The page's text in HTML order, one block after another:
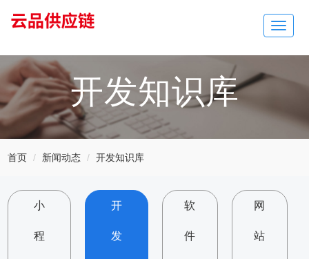
Toggle
开发知识库
首页 新闻动态 开发知识库
小
程
开
发
软
件
网
站